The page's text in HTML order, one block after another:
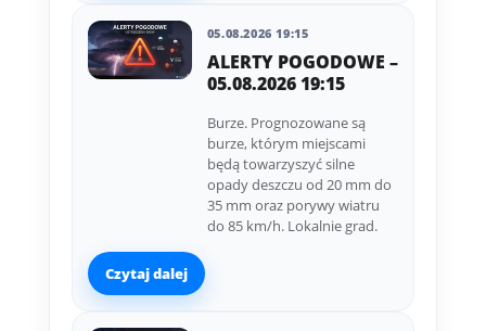
05.08.2026 19:15
ALERTY POGODOWE –
05.08.2026 19:15
Burze. Prognozowane są
burze, którym miejscami
będą towarzyszyć silne
opady deszczu od 20 mm do
35 mm oraz porywy wiatru
do 85 km/h. Lokalnie grad.
Czytaj dalej